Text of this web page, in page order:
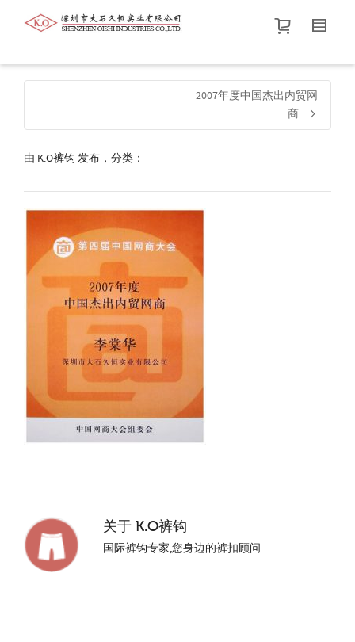
帮我查找新的衬衫尺码
价格介于
默认品牌.
2007年度中国杰出内贸网
商
由 K.O裤钩 发布，分类：
关于 K.O裤钩
国际裤钩专家,您身边的裤扣顾问